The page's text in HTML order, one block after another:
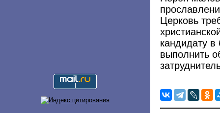
Церковь
кандидату
выполнить